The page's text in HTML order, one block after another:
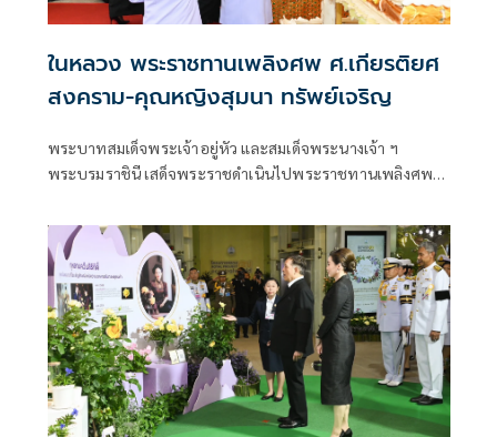
ในหลวง พระราชทานเพลิงศพ ศ.เกียรติยศ
สงคราม-คุณหญิงสุมนา ทรัพย์เจริญ
พระบาทสมเด็จพระเจ้าอยู่หัว และสมเด็จพระนางเจ้า ฯ
พระบรมราชินี เสด็จพระราชดำเนินไปพระราชทานเพลิงศพ
ป.จ.,ม.ป.ช.,ม.ว.ม.,ภ.ป.ร. 3 ,ว.ป.ร.3 และคุณหญิงสุมนา ทรัพย์
เจริญ ต.จ.,ป.ม.